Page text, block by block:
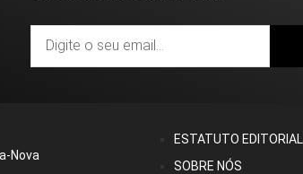
Nova
ESTATUTO EDITORIAL
SOBRE NÓS